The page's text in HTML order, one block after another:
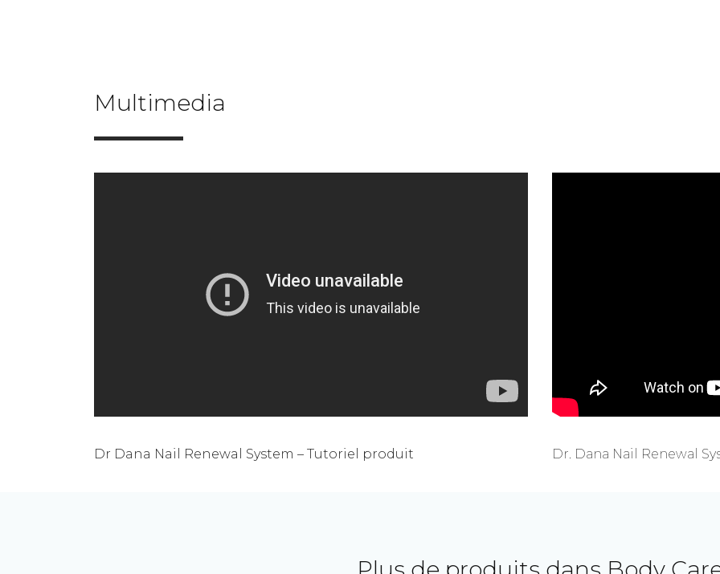
Multimedia
Dr Dana Nail Renewal System – Tutoriel produit Dr. Dana Nail Renewal